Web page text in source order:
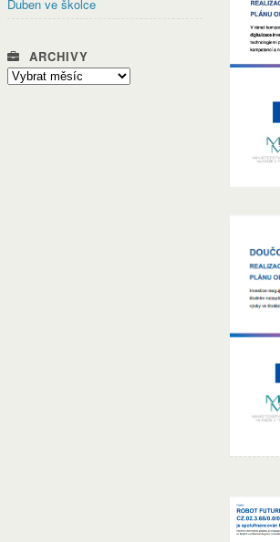
Duben ve školce
ARCHIVY
Archivy